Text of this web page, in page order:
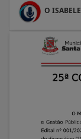
O